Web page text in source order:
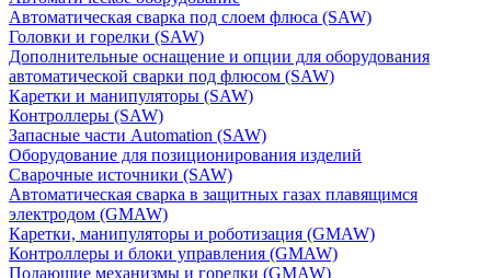
Автоматическая сварка под слоем флюса (SAW)
Головки и горелки (SAW)
Дополнительные оснащение и опции для оборудования
автоматической сварки под флюсом (SAW)
Каретки и манипуляторы (SAW)
Контроллеры (SAW)
Запасные части Automation (SAW)
Оборудование для позиционирования изделий
Сварочные источники (SAW)
Автоматическая сварка в защитных газах плавящимся
электродом (GMAW)
Каретки, манипуляторы и роботизация (GMAW)
Контроллеры и блоки управления (GMAW)
Подающие механизмы и горелки (GMAW)